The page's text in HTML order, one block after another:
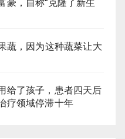
豪，自称“克隆了新生
蔬，因为这种蔬菜让大
给了孩子，患者四天后
疗领域停滞十年